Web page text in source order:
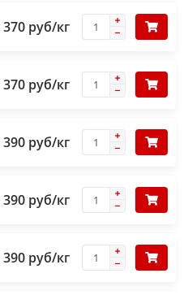
370 руб/кг
370 руб/кг
390 руб/кг
390 руб/кг
390 руб/кг